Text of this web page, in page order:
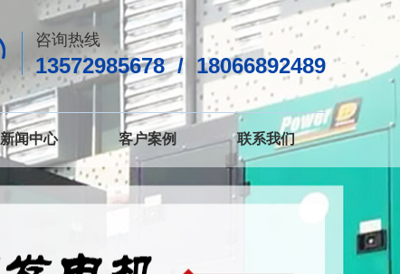
咨询热线
13572985678 / 18066892489
新闻中心 客户案例 联系我们